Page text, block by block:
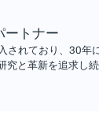
ートナー
されており、30年
究と革新を追求し